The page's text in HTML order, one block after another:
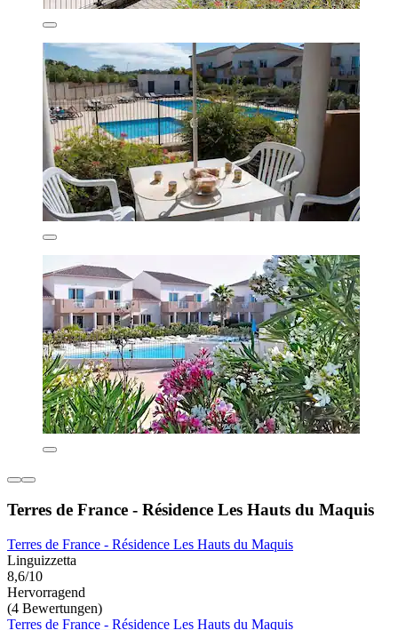
Terres de France - Résidence Les Hauts du Maquis
Terres de France - Résidence Les Hauts du Maquis
Linguizzetta
8,6/10
Hervorragend
(4 Bewertungen)
Terres de France - Résidence Les Hauts du Maquis